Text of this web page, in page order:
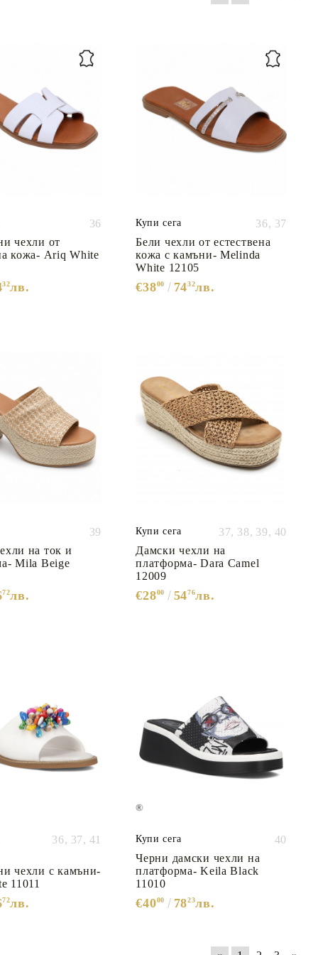
36
чехли от
кожа- Ariq White
32лв.
Купи сега 36, 37
Бели чехли от естествена
кожа с камъни- Melinda
White 12105
€3800 7432лв.
39
на ток и
Mila Beige
72лв.
Купи сега 37, 38, 39, 40
Дамски чехли на
платформа- Dara Camel
12009
€2800 5476лв.
36, 37, 41
чехли с камъни-
11011
72лв.
Купи сега
40
Черни дамски чехли на
платформа- Keila Black
11010
€4000 7823лв.